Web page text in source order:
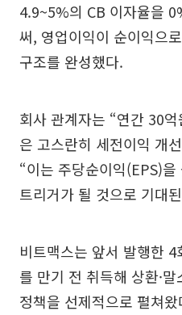
4.9~5%의 CB 이자율을
써, 영업이익이 순이익으
구조를 완성했다.
회사 관계자는 “연간 30
은 고스란히 세전이익 개
“이는 주당순이익(EPS)
트리거가 될 것으로 기대
비트맥스는 앞서 발행한
를 만기 전 취득해 상환·
정책을 선제적으로 펼쳐